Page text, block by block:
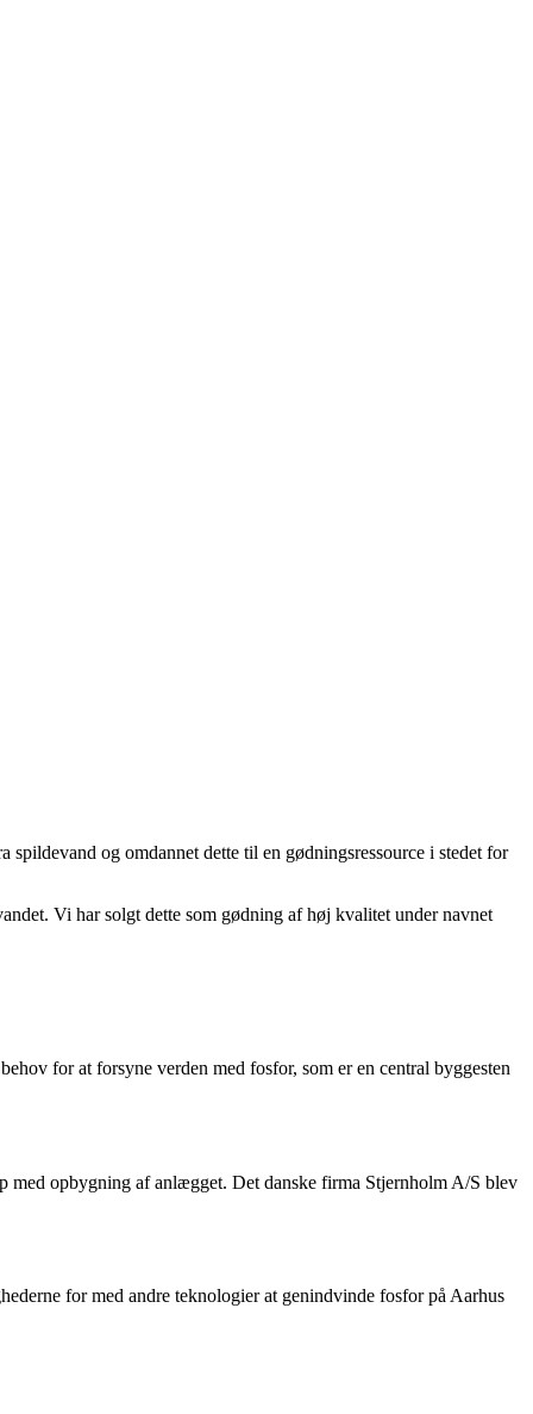
og omdannet dette til en gødningsressource i stedet for
Vi har solgt dette som gødning af høj kvalitet under navnet
for at forsyne verden med fosfor, som er en central byggesten
opbygning af anlægget. Det danske firma Stjernholm A/S blev
for med andre teknologier at genindvinde fosfor på Aarhus